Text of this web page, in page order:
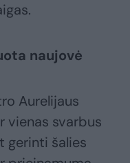
naujovė
Aurelijaus
vienas svarbus
gerinti šalies